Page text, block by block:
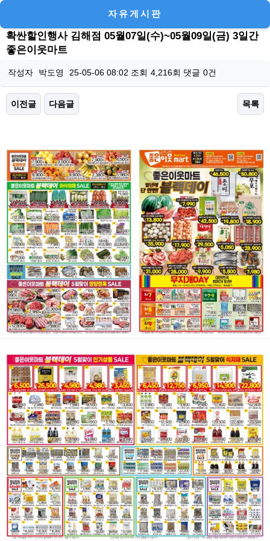
자유게시판
확싼할인행사 김해점 05월07일(수)~05월09일(금) 3일간
좋은이웃마트
작성자 박도영 25-05-06 08:02 조회 4,216회 댓글 0건
이전글 다음글 목록
본문